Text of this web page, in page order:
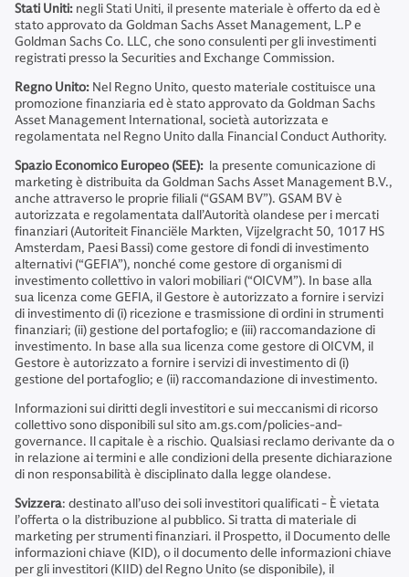
Stati Uniti: negli Stati Uniti, il presente materiale è offerto da ed è
stato approvato da Goldman Sachs Asset Management, L.P e
Goldman Sachs Co. LLC, che sono consulenti per gli investimenti
registrati presso la Securities and Exchange Commission.
Regno Unito: Nel Regno Unito, questo materiale costituisce una
promozione finanziaria ed è stato approvato da Goldman Sachs
Asset Management International, società autorizzata e
regolamentata nel Regno Unito dalla Financial Conduct Authority.
Spazio Economico Europeo (SEE): la presente comunicazione di
marketing è distribuita da Goldman Sachs Asset Management B.V.,
anche attraverso le proprie filiali (“GSAM BV”). GSAM BV è
autorizzata e regolamentata dall’Autorità olandese per i mercati
finanziari (Autoriteit Financiële Markten, Vijzelgracht 50, 1017 HS
Amsterdam, Paesi Bassi) come gestore di fondi di investimento
alternativi (“GEFIA”), nonché come gestore di organismi di
investimento collettivo in valori mobiliari (“OICVM”). In base alla
sua licenza come GEFIA, il Gestore è autorizzato a fornire i servizi
di investimento di (i) ricezione e trasmissione di ordini in strumenti
finanziari; (ii) gestione del portafoglio; e (iii) raccomandazione di
investimento. In base alla sua licenza come gestore di OICVM, il
Gestore è autorizzato a fornire i servizi di investimento di (i)
gestione del portafoglio; e (ii) raccomandazione di investimento.
Informazioni sui diritti degli investitori e sui meccanismi di ricorso
collettivo sono disponibili sul sito am.gs.com/policies-and-
governance. Il capitale è a rischio. Qualsiasi reclamo derivante da o
in relazione ai termini e alle condizioni della presente dichiarazione
di non responsabilità è disciplinato dalla legge olandese.
Svizzera: destinato all’uso dei soli investitori qualificati - È vietata
l’offerta o la distribuzione al pubblico. Si tratta di materiale di
marketing per strumenti finanziari. il Prospetto, il Documento delle
informazioni chiave (KID), o il documento delle informazioni chiave
per gli investitori (KIID) del Regno Unito (se disponibile), il